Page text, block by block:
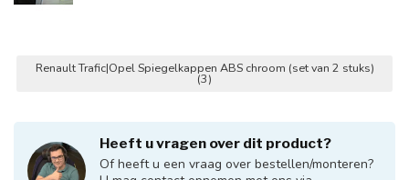
Renault Trafic|Opel Spiegelkappen ABS chroom (set van 2 stuks)
(3)
Heeft u vragen over dit product?
Of heeft u een vraag over bestellen/monteren?